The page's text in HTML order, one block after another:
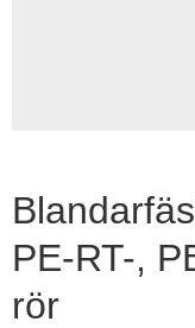
PE-RT-,
rör